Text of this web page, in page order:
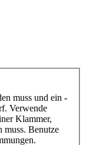
muss und ein -
Verwende
Klammer,
muss. Benutze